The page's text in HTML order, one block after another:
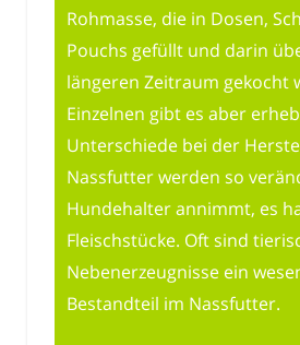
Rohmasse, die in Dosen,
Pouchs gefüllt und darin
längeren Zeitraum gekocht
Einzelnen gibt es aber
Unterschiede bei der
Nassfutter werden so
Hundehalter annimmt, es
Fleischstücke. Oft sind
Nebenerzeugnisse ein
Bestandteil im Nassfutter.